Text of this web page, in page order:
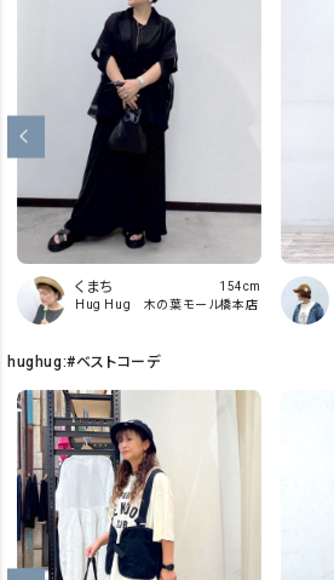
くまち
Hug Hug 木の葉モール橋本店
154cm
hughug:#ベストコーデ